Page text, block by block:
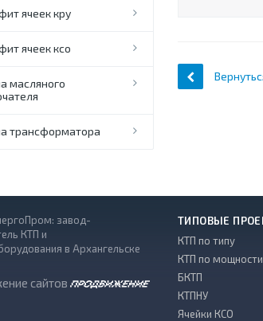
ячеек кру
ячеек ксо
масляного
трансформатора
завод-
КТП и
в Архангельске
сайтов
ТИПОВЫЕ
КТП по типу
КТП по мощности
БКТП
КТПНУ
Ячейки КСО